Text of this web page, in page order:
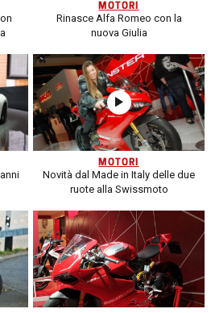
MOTORI
Rinasce Alfa Romeo con la
nuova Giulia
MOTORI
Novità dal Made in Italy delle due
ruote alla Swissmoto